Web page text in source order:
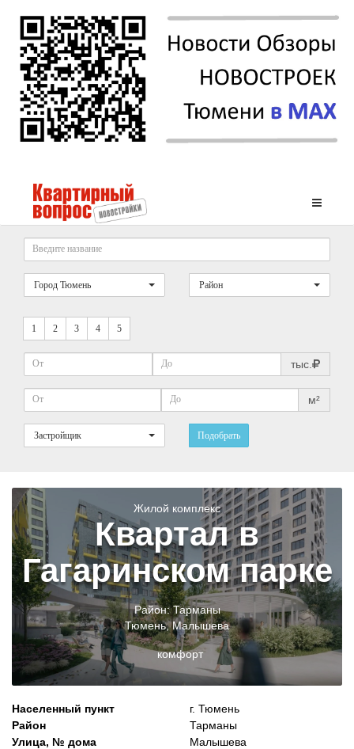
Город Тюмень Район
1 2 3 4 5
тыс.
м²
Застройщик Подобрать
Жилой комплекс
Квартал в
Гагаринском парке
Район:Тарманы
Тюмень,Малышева
комфорт
Населенный пункт
Район
Улица, № дома
г. Тюмень
Тарманы
Малышева